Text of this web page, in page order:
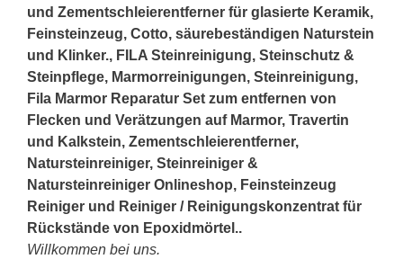
und Zementschleierentferner für glasierte Keramik,
Feinsteinzeug, Cotto, säurebeständigen Naturstein
und Klinker., FILA Steinreinigung, Steinschutz &
Steinpflege, Marmorreinigungen, Steinreinigung,
Fila Marmor Reparatur Set zum entfernen von
Flecken und Verätzungen auf Marmor, Travertin
und Kalkstein, Zementschleierentferner,
Natursteinreiniger, Steinreiniger &
Natursteinreiniger Onlineshop, Feinsteinzeug
Reiniger und Reiniger / Reinigungskonzentrat für
Rückstände von Epoxidmörtel..
Willkommen bei uns.